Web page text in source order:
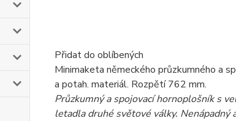
Přidat do oblíbených
Minimaketa německého průzkumného a
a potah. materiál. Rozpětí 762 mm.
Průzkumný a spojovací hornoplošník s
letadla druhé světové války.